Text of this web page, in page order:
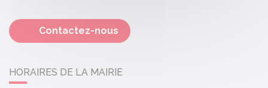
Contactez-nous
HORAIRES DE LA MAIRIE